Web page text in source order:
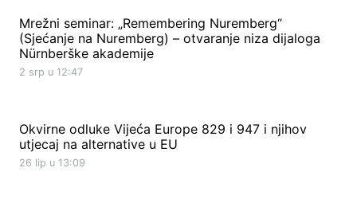
Mrežni seminar: „Remembering Nuremberg“
(Sjećanje na Nuremberg) – otvaranje niza dijaloga
Nürnberške akademije
2 srp u 12:47
Okvirne odluke Vijeća Europe 829 i 947 i njihov
utjecaj na alternative u EU
26 lip u 13:09